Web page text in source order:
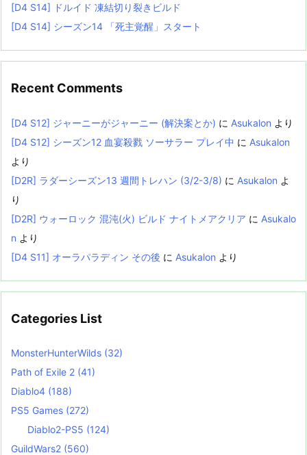
[D4 S14] ドルイド 凍結切り裂きビルド
[D4 S14] シーズン14 「死主覚醒」スタート
Recent Comments
[D4 S12] ジャーニーがジャーニー (解決案とか) に Asukalon より
[D4 S12] シーズン12 血宴殺戮 ソーサラー プレイ中 に Asukalon
より
[D2R] ラダーシーズン13 週間トレハン (3/2-3/8) に Asukalon よ
り
[D2R] ウォーロック 混沌(火) ビルド ナイトメアクリア に Asukalo
n より
[D4 S11] オーラパラディン その後 に Asukalon より
Categories List
MonsterHunterWilds (32)
Path of Exile 2 (41)
Diablo4 (188)
PS5 Games (272)
Diablo2-PS5 (124)
GuildWars2 (560)